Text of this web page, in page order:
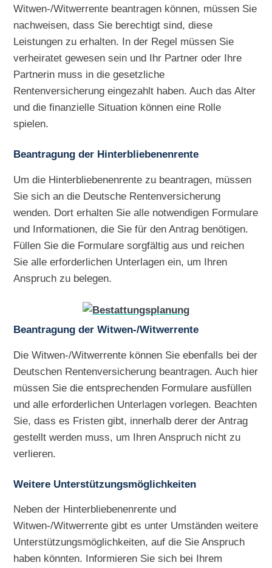
Witwen-/Witwerrente beantragen können, müssen Sie
nachweisen, dass Sie berechtigt sind, diese
Leistungen zu erhalten. In der Regel müssen Sie
verheiratet gewesen sein und Ihr Partner oder Ihre
Partnerin muss in die gesetzliche
Rentenversicherung eingezahlt haben. Auch das Alter
und die finanzielle Situation können eine Rolle
spielen.
Beantragung der Hinterbliebenenrente
Um die Hinterbliebenenrente zu beantragen, müssen
Sie sich an die Deutsche Rentenversicherung
wenden. Dort erhalten Sie alle notwendigen Formulare
und Informationen, die Sie für den Antrag benötigen.
Füllen Sie die Formulare sorgfältig aus und reichen
Sie alle erforderlichen Unterlagen ein, um Ihren
Anspruch zu belegen.
Beantragung der Witwen-/Witwerrente
Die Witwen-/Witwerrente können Sie ebenfalls bei der
Deutschen Rentenversicherung beantragen. Auch hier
müssen Sie die entsprechenden Formulare ausfüllen
und alle erforderlichen Unterlagen vorlegen. Beachten
Sie, dass es Fristen gibt, innerhalb derer der Antrag
gestellt werden muss, um Ihren Anspruch nicht zu
verlieren.
Weitere Unterstützungsmöglichkeiten
Neben der Hinterbliebenenrente und
Witwen-/Witwerrente gibt es unter Umständen weitere
Unterstützungsmöglichkeiten, auf die Sie Anspruch
haben könnten. Informieren Sie sich bei Ihrem